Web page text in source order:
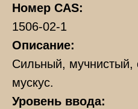
Номер CAS:
1506-02-1
Описание:
Сильный, мучнистый,
мускус.
Уровень ввода: